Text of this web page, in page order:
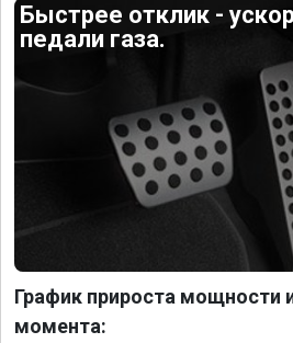
Быстрее отклик -
педали газа.
График прироста мощности
момента: